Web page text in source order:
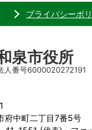
プライバシーポ
泉市役所
人番号6000020272191
府中町二丁目7番5号